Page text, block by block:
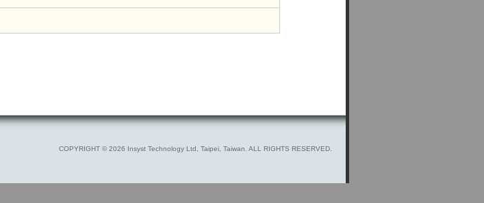
COPYRIGHT © 2026 Insyst Technology Ltd, Taipei, Taiwan. ALL RIGHTS RESERVED.